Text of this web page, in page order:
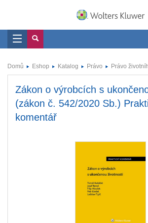
Domů Eshop Katalog Právo Právo
Zákon o výrobcích s
(zákon č. 542/2020 Sb.)
komentář